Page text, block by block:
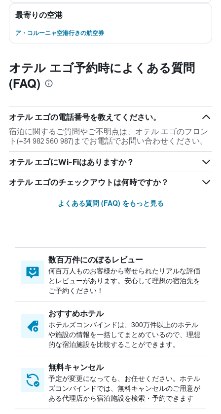
最寄りの空港
ア・コルーニャ空港行きの航空券
オテル エゴ予約時によくある質問
(FAQ)
オテル エゴの電話番号を教えてください。
宿泊に関するご質問やご不明点は、オテル エゴのフロン
ト(+34 982 560 987)までお電話でお問い合わせください。
オテル エゴにWi-Fiはありますか？
オテル エゴのチェックアウトは何時ですか？
よくある質問 (FAQ) をもっと見る
数百万件にのぼるレビュー
何百万人ものお客様から寄せられたリアルな評価
とレビューがあります。安心して理想の宿泊先を
ご予約ください！
おすすめホテル
ホテルズコンバインドは、300万件以上のホテル
や施設の情報を一括してまとめているので、理想
的な宿泊施設を比較することができます。
無料キャンセル
予定が変更になっても、お任せください。ホテル
ズコンバインドでは、無料キャンセルのご用意が
ある代理店から宿泊施設を検索・予約できます